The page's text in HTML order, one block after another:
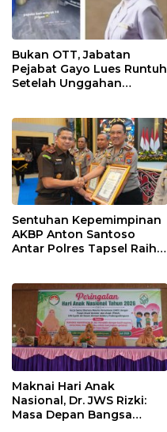
Bukan OTT, Jabatan
Pejabat Gayo Lues Runtuh
Setelah Unggahan
Sentuhan Kepemimpinan
AKBP Anton Santoso
Antar Polres Tapsel Raih
Maknai Hari Anak
Nasional, Dr. JWS Rizki:
Masa Depan Bangsa